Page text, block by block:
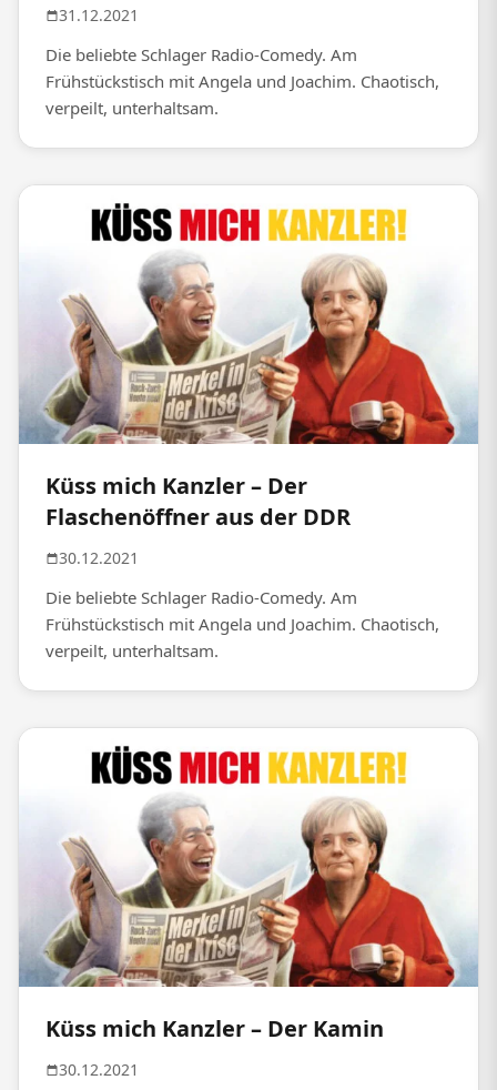
31.12.2021
Die beliebte Schlager Radio-Comedy. Am
Frühstückstisch mit Angela und Joachim. Chaotisch,
verpeilt, unterhaltsam.
Küss mich Kanzler – Der
Flaschenöffner aus der DDR
30.12.2021
Die beliebte Schlager Radio-Comedy. Am
Frühstückstisch mit Angela und Joachim. Chaotisch,
verpeilt, unterhaltsam.
Küss mich Kanzler – Der Kamin
30.12.2021